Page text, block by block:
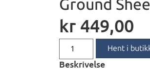
Ground
kr 449,00
Hent i
Beskrivelse